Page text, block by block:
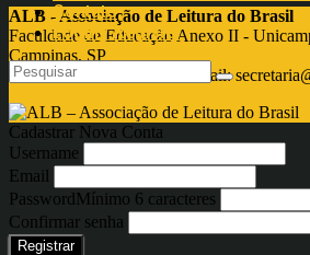
Contato
Login / Register
ALB - Associação de Leitura do Brasil
Faculdade de Educação Anexo II -
Campinas, SP
Fone: +55 19 3521-7960 Email:
Cadastrar Nova Conta
Username
Email
PasswordMínimo 6 caracteres
Confirmar senha
Registrar